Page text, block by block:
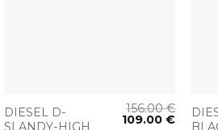
DIESEL D-
SLANDY-HIGH
156.00€
109.00€